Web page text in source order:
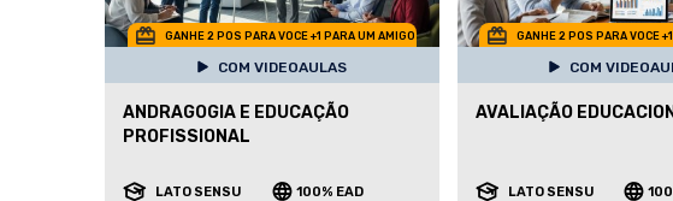
GANHE 2 POS PARA VOCE +1 PARA UM AMIGO
COM VIDEOAULAS
ANDRAGOGIA E EDUCAÇÃO
PROFISSIONAL
LATO SENSU 100% EAD
GANHE 2 POS PARA VOCE
COM
AVALIAÇÃO
LATO SENSU